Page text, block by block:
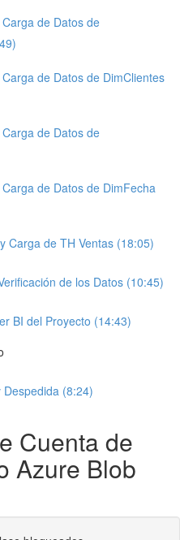
de Datos de
de Datos de DimClientes
de Datos de
de Datos de DimFecha
Carga de TH Ventas (18:05)
de los Datos (10:45)
BI del Proyecto (14:43)
(8:24)
Cuenta de
Azure Blob